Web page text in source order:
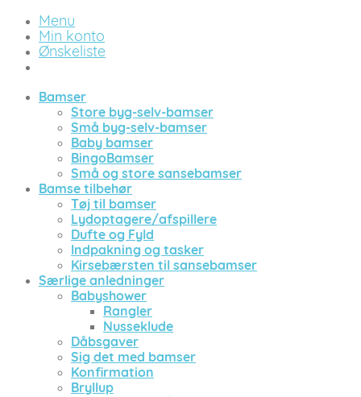
Menu
Min konto
Ønskeliste
Bamser
Store byg-selv-bamser
Små byg-selv-bamser
Baby bamser
BingoBamser
Små og store sansebamser
Bamse tilbehør
Tøj til bamser
Lydoptagere/afspillere
Dufte og Fyld
Indpakning og tasker
Kirsebærsten til sansebamser
Særlige anledninger
Babyshower
Rangler
Nusseklude
Dåbsgaver
Sig det med bamser
Konfirmation
Bryllup